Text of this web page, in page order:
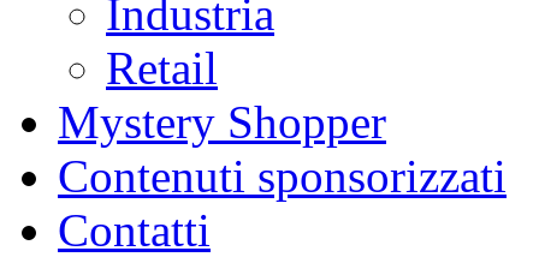
Industria
Retail
Mystery Shopper
Contenuti sponsorizzati
Contatti